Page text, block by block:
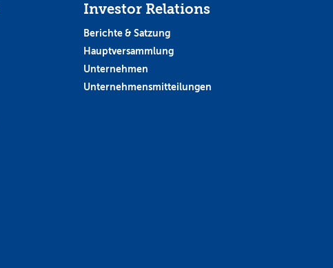
Investor Relations
Berichte & Satzung
Hauptversammlung
Unternehmen
Unternehmensmitteilungen